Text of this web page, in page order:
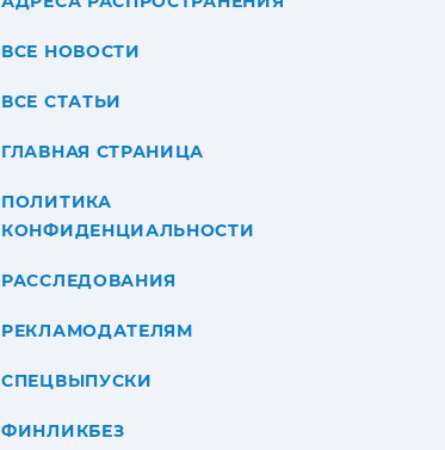
ВСЕ НОВОСТИ
ВСЕ СТАТЬИ
ГЛАВНАЯ СТРАНИЦА
ПОЛИТИКА
КОНФИДЕНЦИАЛЬНОСТИ
РАССЛЕДОВАНИЯ
РЕКЛАМОДАТЕЛЯМ
СПЕЦВЫПУСКИ
ФИНЛИКБЕЗ